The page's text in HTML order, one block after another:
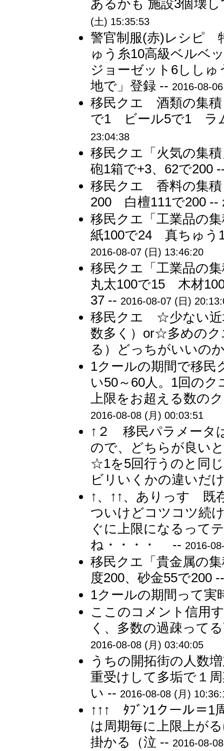
あるかも 施設3個壊
(土) 15:35:53
警官制服(赤)レシピ
ゅう糸10高級ベル
ジョーゼット6しし
地で」登録 -- 2016-08-
移民クエ 酒類の集
で1 ビール5で1 ラ
23:04:38
移民クエ「火気の集
砲1箱で+3、62で200
移民クエ 香料の集
200 白檀111で200 --
移民クエ「工業品の
紙100で24 真ちゅう
2016-08-07 (日) 13:46:20
移民クエ「工業品の
丸太100で15 木材
37 -- 2016-08-07 (日)
移民クエ ☆少ない近
数多く）or☆多めの
る）どっちがいいの
1クールの期間で移民
い50～60人。1回の
上限をお超える数の
2016-08-08 (月) 00:03:51
↑２ 移民パラメータ
ので、どちらが良い
☆1を5回行うのと同
ビリいくかの違いだ
↑、↑↑、ありっす 既
ついけどコツコツ続
ぐに上限になるって
ね・・・・ -- 2016-
移民クエ「貴金属の
度200、砂金55で200
1クールの期間って実
ここのコメント信用
く、多数の過疎って
2016-08-08 (月) 03:40:05
うちの開拓街の人数
重受けして多垢で１
い -- 2016-08-08 (月)
↑↑↑ ﾀﾌﾞﾝ1クール＝1
は周期毎に上限上が
掛かる（泣 -- 2016-08-